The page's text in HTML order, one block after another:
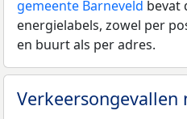
gemeente Barneveld bevat
energielabels, zowel per
en buurt als per adres.
Verkeersongevallen